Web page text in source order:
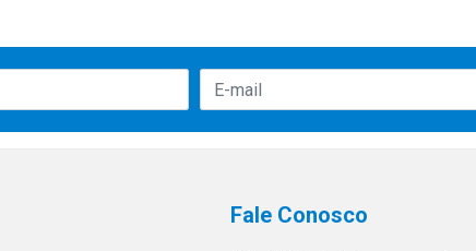
Fale Conosco